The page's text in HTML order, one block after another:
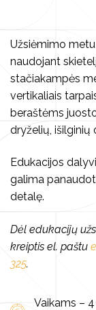
Užsiėmimo
naudojant
stačiakampės
vertikaliais
beraštėms
dryželių, išilginių
Edukacijos
galima
detalę.
Dėl edukacijų
kreiptis el. paštu
325.
Vaikams –